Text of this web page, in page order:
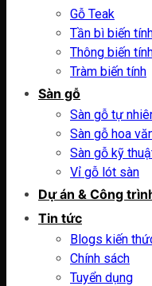
Gỗ Teak
Tần bì biến
Thông biến
Tràm biến tính
Sàn gỗ
Sàn gỗ tự
Sàn gỗ hoa
Sàn gỗ kỹ
Vỉ gỗ lót sàn
Dự án & Công
Tin tức
Blogs kiến
Chính sách
Tuyển dụng